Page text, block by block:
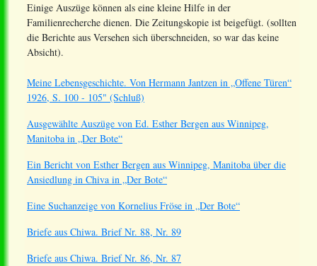
Einige Auszüge können als eine kleine Hilfe in der
Familienrecherche dienen. Die Zeitungskopie ist beigefügt. (sollten
die Berichte aus Versehen sich überschneiden, so war das keine
Absicht).
Meine Lebensgeschichte. Von Hermann Jantzen in „Offene Türen“
1926, S. 100 - 105" (Schluß)
Ausgewählte Auszüge von Ed. Esther Bergen aus Winnipeg,
Manitoba in „Der Bote“
Ein Bericht von Esther Bergen aus Winnipeg, Manitoba über die
Ansiedlung in Chiva in „Der Bote“
Eine Suchanzeige von Kornelius Fröse in „Der Bote“
Briefe aus Chiwa. Brief Nr. 88, Nr. 89
Briefe aus Chiwa. Brief Nr. 86, Nr. 87